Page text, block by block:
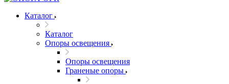
Каталог
Каталог
Опоры освещения
Опоры освещения
Граненые опоры